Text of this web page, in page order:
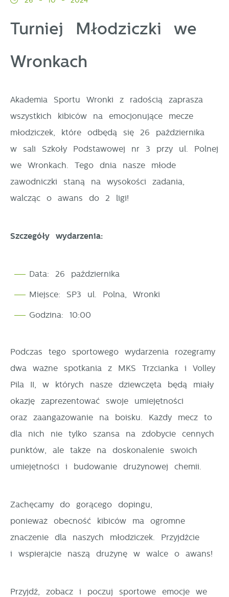
Turniej Młodziczki we
Wronkach
Akademia Sportu Wronki z radością zaprasza
wszystkich kibiców na emocjonujące mecze
młodziczek, które odbędą się 26 października
w sali Szkoły Podstawowej nr 3 przy ul. Polnej
we Wronkach. Tego dnia nasze młode
zawodniczki staną na wysokości zadania,
walcząc o awans do 2 ligi!
Szczegóły wydarzenia:
Data: 26 października
Miejsce: SP3 ul. Polna, Wronki
Godzina: 10:00
Podczas tego sportowego wydarzenia rozegramy
dwa ważne spotkania z MKS Trzcianka i Volley
Pila II, w których nasze dziewczęta będą miały
okazję zaprezentować swoje umiejętności
oraz zaangażowanie na boisku. Każdy mecz to
dla nich nie tylko szansa na zdobycie cennych
punktów, ale także na doskonalenie swoich
umiejętności i budowanie drużynowej chemii.
Zachęcamy do gorącego dopingu,
ponieważ obecność kibiców ma ogromne
znaczenie dla naszych młodziczek. Przyjdźcie
i wspierajcie naszą drużynę w walce o awans!
Przyjdź, zobacz i poczuj sportowe emocje we
Pliki cookies odpowiadają na podejmowane przez
Ciebie działania w celu m.in. dostosowania Twoich
wypełniania formularzy. Dzięki plikom cookies strona,
Więcej
Funkcjonalne i personalizacyjne
internetowej zapamiętanie wprowadzonych przez Ciebie
ustawień oraz personalizację określonych
Dzięki tym plikom cookies możemy zapewnić Ci
większy komfort korzystania z funkcjonalności naszej
strony poprzez dopasowanie jej do Twoich
indywidualnych preferencji. Wyrażenie zgody na
stronie.
Analityczne
w zakresie wykorzystywania witryny internetowej,
nasze serwisy www. Dane pozwalają nam na ocenę
naszych serwisów internetowych pod względem ich
Wyrażenie zgody na analityczne pliki cookies
gwarantuje dostępność wszystkich funkcjonalności.
Reklamowe
Dzięki reklamowym plikom cookies prezentujemy Ci
Promocyjne pliki cookies służą do prezentowania Ci
naszych komunikatów na podstawie analizy Twoich
upodobań oraz Twoich zwyczajów dotyczących
przeglądanej witryny internetowej. Treści promocyjne
dostawców usług. Firmy te działają w charakterze
pośredników prezentujących nasze treści w postaci